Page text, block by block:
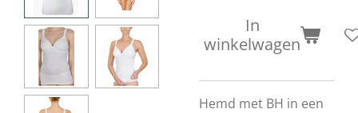
In
winkelwagen
Hemd met BH in een